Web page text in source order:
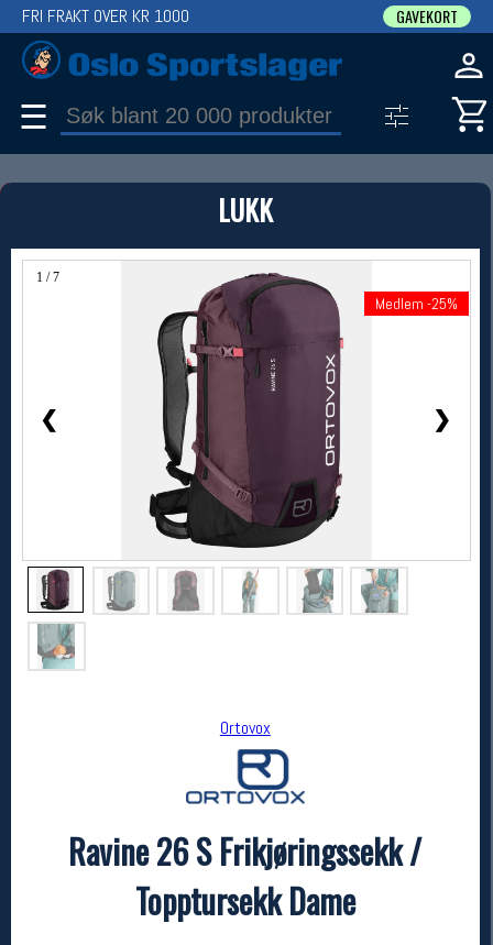
LUKK
1 / 7
❮ ❯
Medlem -25%
Ortovox
Ravine 26 S Frikjøringssekk /
Topptursekk Dame
FRI FRAKT OVER KR 1000 GAVEKORT
☰
PRODUKT
Produkter (1)
Bruk filter til å spisse søket
Ortovox
2499,- MEDLEM:1874,-